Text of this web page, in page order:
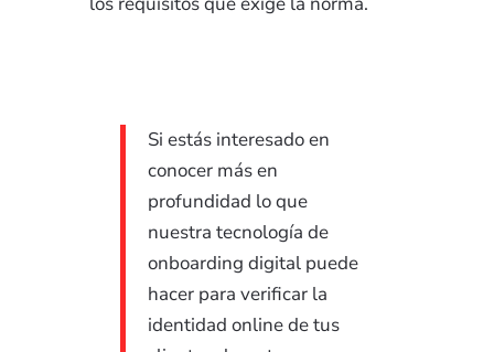
Si estás interesado en
conocer más en
profundidad lo que
nuestra tecnología de
onboarding digital puede
hacer para verificar la
identidad online de tus